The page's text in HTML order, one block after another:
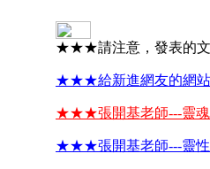
★★★請注意，發表的
★★★給新進網友的網
★★★張開基老師---靈
★★★張開基老師---靈